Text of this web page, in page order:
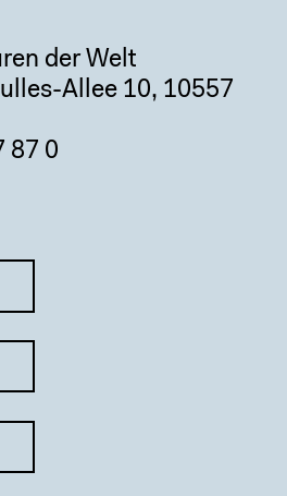
der Welt
Allee 10, 10557
87 0